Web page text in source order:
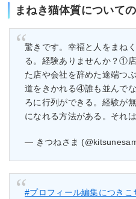
まねき猫体質について
驚きです。幸福と人をまね
る。経験ありませんか？①
た店や会社を辞めた途端つ
道をきかれる④誰も並んで
ろに行列ができる。経験が
になれる方法がある。それ
— きつねさま
#プロフィール編集につきこ